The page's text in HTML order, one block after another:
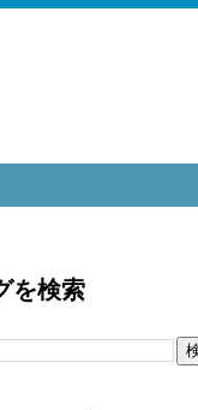
を検索